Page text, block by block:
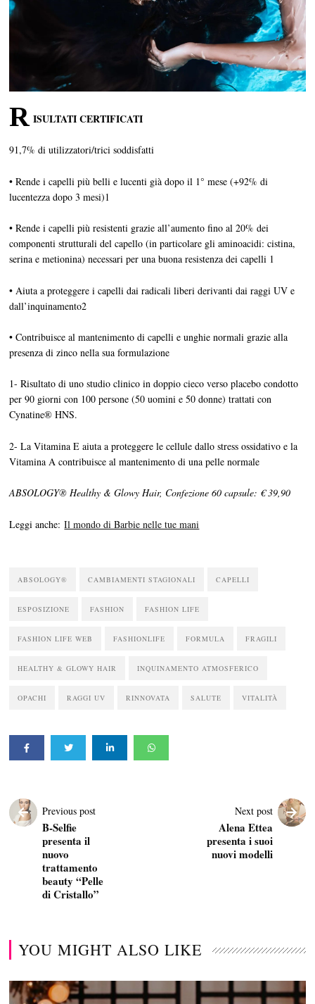
R ISULTATI CERTIFICATI
91,7% di utilizzatori/trici soddisfatti
• Rende i capelli più belli e lucenti già dopo il 1° mese (+92% di
lucentezza dopo 3 mesi)1
• Rende i capelli più resistenti grazie all’aumento fino al 20% dei
componenti strutturali del capello (in particolare gli aminoacidi: cistina,
serina e metionina) necessari per una buona resistenza dei capelli 1
• Aiuta a proteggere i capelli dai radicali liberi derivanti dai raggi UV e
dall’inquinamento2
• Contribuisce al mantenimento di capelli e unghie normali grazie alla
presenza di zinco nella sua formulazione
1- Risultato di uno studio clinico in doppio cieco verso placebo condotto
per 90 giorni con 100 persone (50 uomini e 50 donne) trattati con
Cynatine® HNS.
2- La Vitamina E aiuta a proteggere le cellule dallo stress ossidativo e la
Vitamina A contribuisce al mantenimento di una pelle normale
ABSOLOGY®Healthy & Glowy Hair, Confezione 60 capsule: € 39,90
Leggi anche:Il mondo di Barbie nelle tue mani
ABSOLOGY® CAMBIAMENTI STAGIONALI CAPELLI
ESPOSIZIONE FASHION FASHION LIFE
FASHION LIFE WEB FASHIONLIFE FORMULA FRAGILI
HEALTHY & GLOWY HAIR INQUINAMENTO ATMOSFERICO
OPACHI RAGGI UV RINNOVATA SALUTE VITALITÀ
Previous post
B-Selfie
presenta il
nuovo
trattamento
beauty “Pelle
di Cristallo”
Next post
Alena Ettea
presenta i suoi
nuovi modelli
YOU MIGHT ALSO LIKE